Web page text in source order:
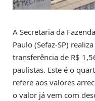
A Secretaria da
Paulo (Sefaz-SP)
transferência de R$
paulistas. Este é o
refere aos valores
o valor já vem com